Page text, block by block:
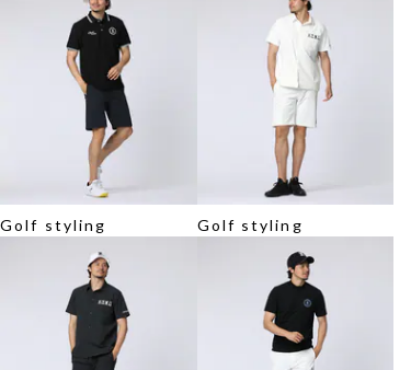
Golf styling Golf styling